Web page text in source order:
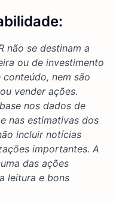
não se destinam a
ou de investimento
conteúdo, nem são
vender ações.
nos dados de
nas estimativas dos
incluir notícias
importantes. A
das ações
leitura e bons